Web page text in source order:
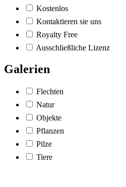
Kostenlos
Kontaktieren sie uns
Royalty Free
Ausschließliche Lizenz
Galerien
Flechten
Natur
Objekte
Pflanzen
Pilze
Tiere